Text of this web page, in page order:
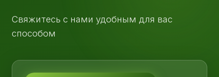
Свяжитесь с нами удобным для вас
способом